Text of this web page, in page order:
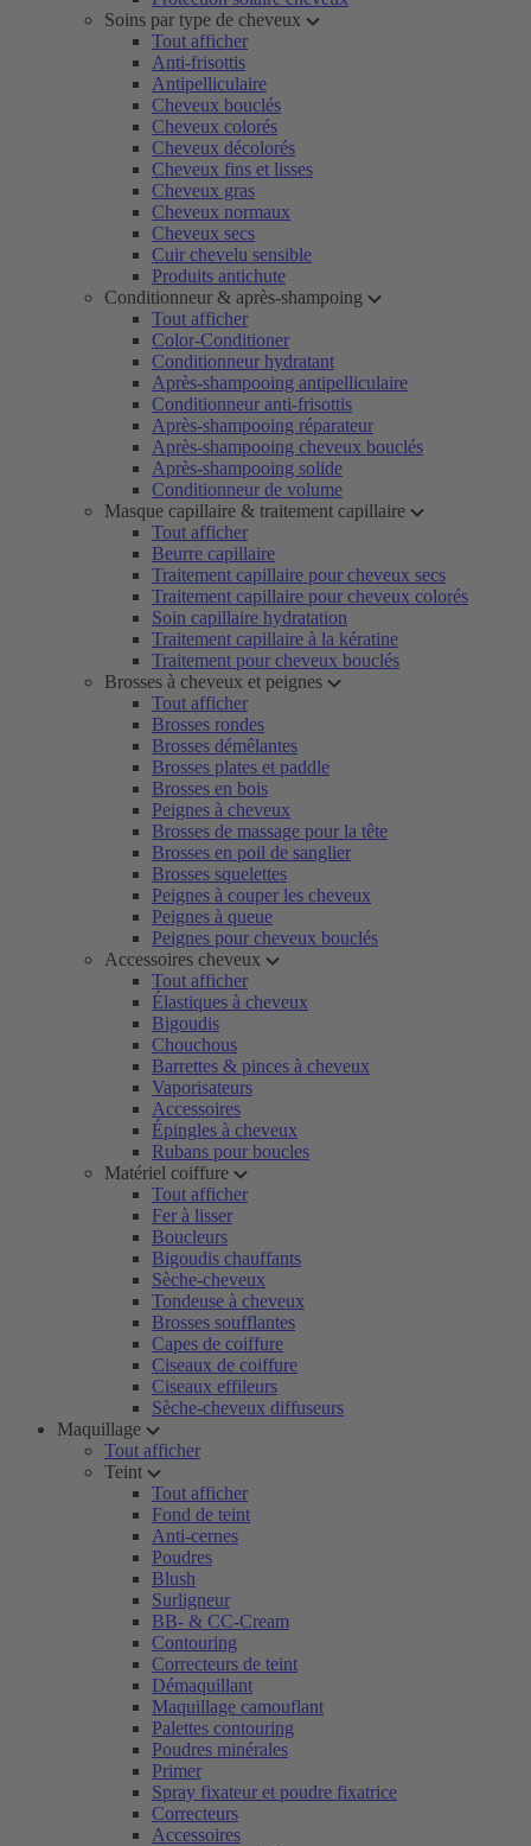
Soins par type de cheveux
Tout afficher
Anti-frisottis
Antipelliculaire
Cheveux bouclés
Cheveux colorés
Cheveux décolorés
Cheveux fins et lisses
Cheveux gras
Cheveux normaux
Cheveux secs
Cuir chevelu sensible
Produits antichute
Conditionneur & après-shampoing
Tout afficher
Color-Conditioner
Conditionneur hydratant
Après-shampooing antipelliculaire
Conditionneur anti-frisottis
Après-shampooing réparateur
Après-shampooing cheveux bouclés
Après-shampooing solide
Conditionneur de volume
Masque capillaire & traitement capillaire
Tout afficher
Beurre capillaire
Traitement capillaire pour cheveux secs
Traitement capillaire pour cheveux colorés
Soin capillaire hydratation
Traitement capillaire à la kératine
Traitement pour cheveux bouclés
Brosses à cheveux et peignes
Tout afficher
Brosses rondes
Brosses démêlantes
Brosses plates et paddle
Brosses en bois
Peignes à cheveux
Brosses de massage pour la tête
Brosses en poil de sanglier
Brosses squelettes
Peignes à couper les cheveux
Peignes à queue
Peignes pour cheveux bouclés
Accessoires cheveux
Tout afficher
Élastiques à cheveux
Bigoudis
Chouchous
Barrettes & pinces à cheveux
Vaporisateurs
Accessoires
Épingles à cheveux
Rubans pour boucles
Matériel coiffure
Tout afficher
Fer à lisser
Boucleurs
Bigoudis chauffants
Sèche-cheveux
Tondeuse à cheveux
Brosses soufflantes
Capes de coiffure
Ciseaux de coiffure
Ciseaux effileurs
Sèche-cheveux diffuseurs
Maquillage
Tout afficher
Teint
Tout afficher
Fond de teint
Anti-cernes
Poudres
Blush
Surligneur
BB- & CC-Cream
Contouring
Correcteurs de teint
Démaquillant
Maquillage camouflant
Palettes contouring
Poudres minérales
Primer
Spray fixateur et poudre fixatrice
Correcteurs
Accessoires